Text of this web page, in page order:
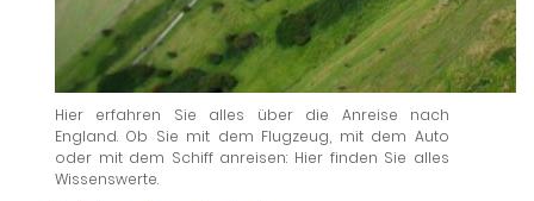
Hier erfahren Sie alles über die Anreise nach
England. Ob Sie mit dem Flugzeug, mit dem Auto
oder mit dem Schiff anreisen: Hier finden Sie alles
Wissenswerte.